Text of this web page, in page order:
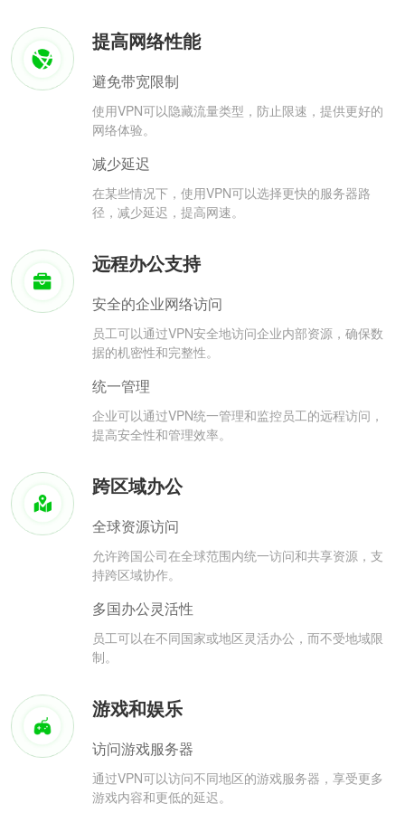
提高网络性能
避免带宽限制
使用VPN可以隐藏流量类型，防止限速，提供更好的
网络体验。
减少延迟
在某些情况下，使用VPN可以选择更快的服务器路
径，减少延迟，提高网速。
远程办公支持
安全的企业网络访问
员工可以通过VPN安全地访问企业内部资源，确保数
据的机密性和完整性。
统一管理
企业可以通过VPN统一管理和监控员工的远程访问，
提高安全性和管理效率。
跨区域办公
全球资源访问
允许跨国公司在全球范围内统一访问和共享资源，支
持跨区域协作。
多国办公灵活性
员工可以在不同国家或地区灵活办公，而不受地域限
制。
游戏和娱乐
访问游戏服务器
通过VPN可以访问不同地区的游戏服务器，享受更多
游戏内容和更低的延迟。